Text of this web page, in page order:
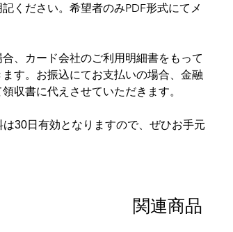
ください。希望者のみPDF形式にてメ
、カード会社のご利用明細書をもって
す。お振込にてお支払いの場合、金融
収書に代えさせていただきます。
30日有効となりますので、ぜひお手元
関連商品